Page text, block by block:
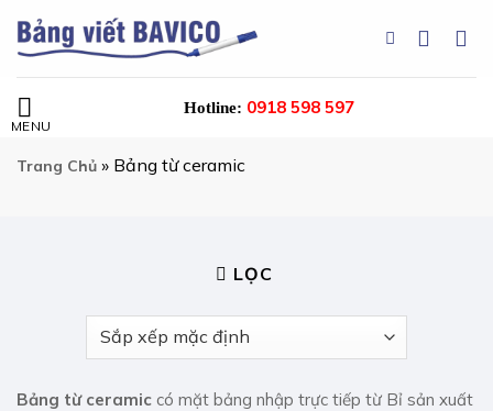
đến
dung
Hotline: 0918 598 597
Trang Chủ » Bảng từ ceramic
LỌC
Bảng từ ceramic có mặt bảng nhập trực tiếp từ Bỉ sản xuất